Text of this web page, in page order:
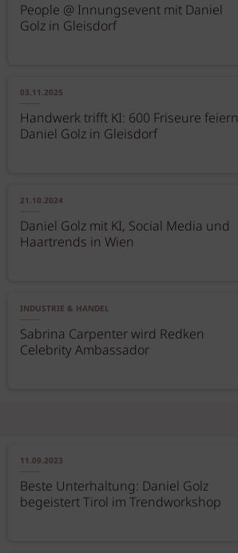
People @ Innungsevent mit Daniel
Golz in Gleisdorf
03.11.2025
Handwerk trifft KI: 600 Friseure feiern
Daniel Golz in Gleisdorf
21.10.2024
Daniel Golz mit KI, Social Media und
Haartrends in Wien
INDUSTRIE & HANDEL
Sabrina Carpenter wird Redken
Celebrity Ambassador
11.09.2023
Beste Unterhaltung: Daniel Golz
begeistert Tirol im Trendworkshop